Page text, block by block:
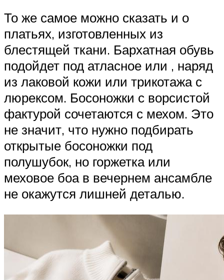
То же самое можно сказать и о
платьях, изготовленных из
блестящей ткани. Бархатная обувь
подойдет под атласное или , наряд
из лаковой кожи или трикотажа с
люрексом. Босоножки с ворсистой
фактурой сочетаются с мехом. Это
не значит, что нужно подбирать
открытые босоножки под
полушубок, но горжетка или
меховое боа в вечернем ансамбле
не окажутся лишней деталью.